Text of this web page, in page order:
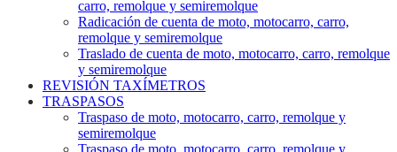
carro, remolque y semiremolque
Radicación de cuenta de moto, motocarro, carro,
remolque y semiremolque
Traslado de cuenta de moto, motocarro, carro, remolque
y semiremolque
REVISIÓN TAXÍMETROS
TRASPASOS
Traspaso de moto, motocarro, carro, remolque y
semiremolque
Traspaso de moto, motocarro, carro, remolque y